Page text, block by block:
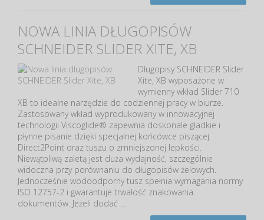
NOWA LINIA DŁUGOPISÓW
SCHNEIDER SLIDER XITE, XB
Długopisy SCHNEIDER Slider
Xite, XB wyposażone w
wymienny wkład Slider 710
XB to idealne narzędzie do codziennej pracy w biurze.
Zastosowany wkład wyprodukowany w innowacyjnej
technologii Viscoglide® zapewnia doskonale gładkie i
płynne pisanie dzięki specjalnej końcówce piszącej
Direct2Point oraz tuszu o zmniejszonej lepkości.
Niewątpliwą zaletą jest duża wydajność, szczególnie
widoczna przy porównaniu do długopisów żelowych.
Jednocześnie wodoodporny tusz spełnia wymagania normy
ISO 12757-2 i gwarantuje trwałość znakowania
dokumentów. Jeżeli dodać ...